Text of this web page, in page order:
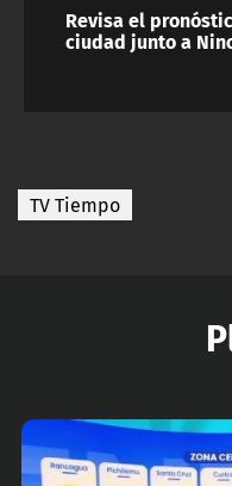
Revisa el
ciudad junto a
TV Tiempo